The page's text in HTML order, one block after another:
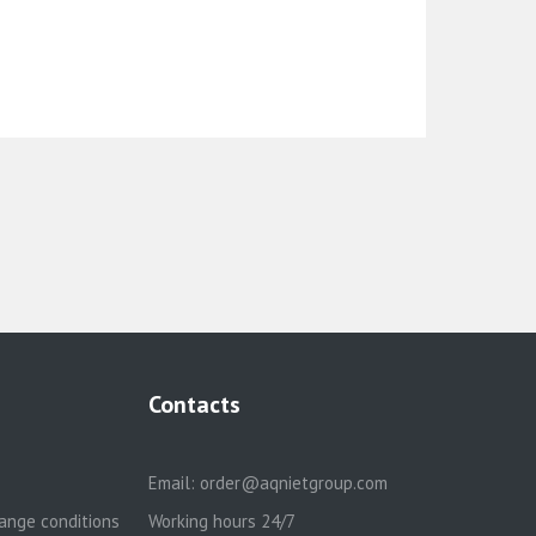
conditions
Contacts
Email: order@aqnietgroup.com
Working hours 24/7